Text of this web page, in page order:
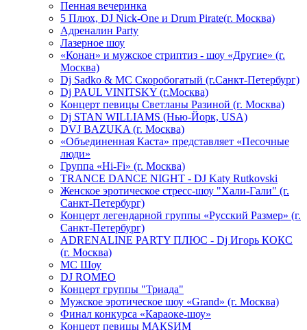
Пенная вечеринка
5 Плюх, DJ Nick-One и Drum Pirate(г. Москва)
Адреналин Party
Лазерное шоу
«Конан» и мужское стриптиз - шоу «Другие» (г.
Москва)
Dj Sadko & МС Скоробогатый (г.Санкт-Петербург)
Dj PAUL VINITSKY (г.Москва)
Концерт певицы Светланы Разиной (г. Москва)
Dj STAN WILLIAMS (Нью-Йорк, USA)
DVJ BAZUKA (г. Москва)
«Объединенная Каста» представляет «Песочные
люди»
Группа «Hi-Fi» (г. Москва)
TRANCE DANCE NIGHT - DJ Katy Rutkovski
Женское эротическое стресс-шоу "Хали-Гали" (г.
Санкт-Петербург)
Концерт легендарной группы «Русский Размер» (г.
Санкт-Петербург)
ADRENALINE PARTY ПЛЮС - Dj Игорь КОКС
(г. Москва)
MC Шоу
DJ ROMEO
Концерт группы "Триада"
Мужское эротическое шоу «Grand» (г. Москва)
Финал конкурса «Караоке-шоу»
Концерт певицы МАКSИМ